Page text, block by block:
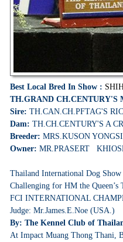
Best Local Bred In Show :
TH.GRAND CH.CENTURY'S
Sire: TH.CAN.CH.PFTAG'S
Dam: TH.CH.CENTURY'S A
Breeder: MRS.KUSON
Owner: MR.PRASERT
Thailand International Dog Show
Challenging for HM the Queen’s
FCI INTERNATIONAL
Judge: Mr.James.E.Noe (USA.)
By: The Kennel Club of
At Impact Muang Thong Thani,